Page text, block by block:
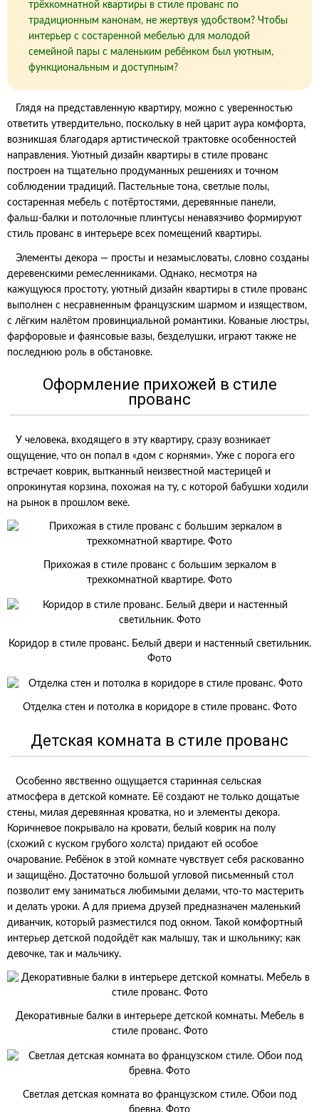
трёхкомнатной квартиры в стиле прованс по
традиционным канонам, не жертвуя удобством? Чтобы
интерьер с состаренной мебелью для молодой
семейной пары с маленьким ребёнком был уютным,
функциональным и доступным?
Глядя на представленную квартиру, можно с уверенностью
ответить утвердительно, поскольку в ней царит аура комфорта,
возникшая благодаря артистической трактовке особенностей
направления. Уютный дизайн квартиры в стиле прованс
построен на тщательно продуманных решениях и точном
соблюдении традиций. Пастельные тона, светлые полы,
состаренная мебель с потёртостями, деревянные панели,
фальш-балки и потолочные плинтусы ненавязчиво формируют
стиль прованс в интерьере всех помещений квартиры.
Элементы декора — просты и незамысловаты, словно созданы
деревенскими ремесленниками. Однако, несмотря на
кажущуюся простоту, уютный дизайн квартиры в стиле прованс
выполнен с несравненным французским шармом и изяществом,
с лёгким налётом провинциальной романтики. Кованые люстры,
фарфоровые и фаянсовые вазы, безделушки, играют также не
последнюю роль в обстановке.
Оформление прихожей в стиле
прованс
У человека, входящего в эту квартиру, сразу возникает
ощущение, что он попал в «дом с корнями». Уже с порога его
встречает коврик, вытканный неизвестной мастерицей и
опрокинутая корзина, похожая на ту, с которой бабушки ходили
на рынок в прошлом веке.
Прихожая в стиле прованс с большим зеркалом в
трехкомнатной квартире. Фото
Коридор в стиле прованс. Белый двери и настенный светильник.
Фото
Отделка стен и потолка в коридоре в стиле прованс. Фото
Детская комната в стиле прованс
Особенно явственно ощущается старинная сельская
атмосфера в детской комнате. Её создают не только дощатые
стены, милая деревянная кроватка, но и элементы декора.
Коричневое покрывало на кровати, белый коврик на полу
(схожий с куском грубого холста) придают ей особое
очарование. Ребёнок в этой комнате чувствует себя раскованно
и защищёно. Достаточно большой угловой письменный стол
позволит ему заниматься любимыми делами, что-то мастерить
и делать уроки. А для приема друзей предназначен маленький
диванчик, который разместился под окном. Такой комфортный
интерьер детской подойдёт как малышу, так и школьнику; как
девочке, так и мальчику.
Декоративные балки в интерьере детской комнаты. Мебель в
стиле прованс. Фото
Светлая детская комната во французском стиле. Обои под
бревна. Фото